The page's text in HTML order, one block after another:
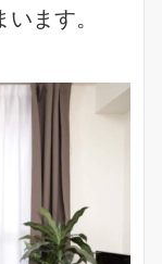
ます。